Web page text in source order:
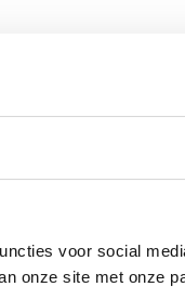
voor social
onze site met onze
Humbaur-gesloten-